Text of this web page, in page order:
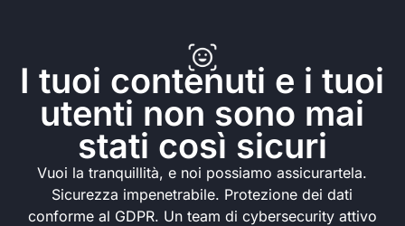
I tuoi contenuti e i tuoi
utenti non sono mai
stati così sicuri
Vuoi la tranquillità, e noi possiamo assicurartela.
Sicurezza impenetrabile. Protezione dei dati
conforme al GDPR. Un team di cybersecurity attivo